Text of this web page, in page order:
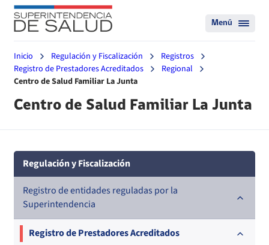
Menú
Inicio Regulación y Fiscalización
Registros
Registro de Prestadores Acreditados
Regional
Centro de Salud Familiar La Junta
Centro de Salud Familiar La Junta
Regulación y Fiscalización
Registro de entidades reguladas por la
Superintendencia
Registro de Prestadores Acreditados